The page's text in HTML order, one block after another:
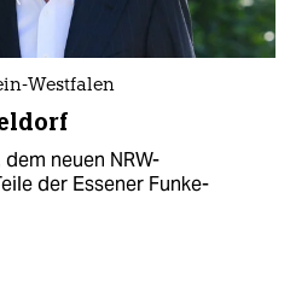
Westfalen
neuen NRW-
der Essener Funke-